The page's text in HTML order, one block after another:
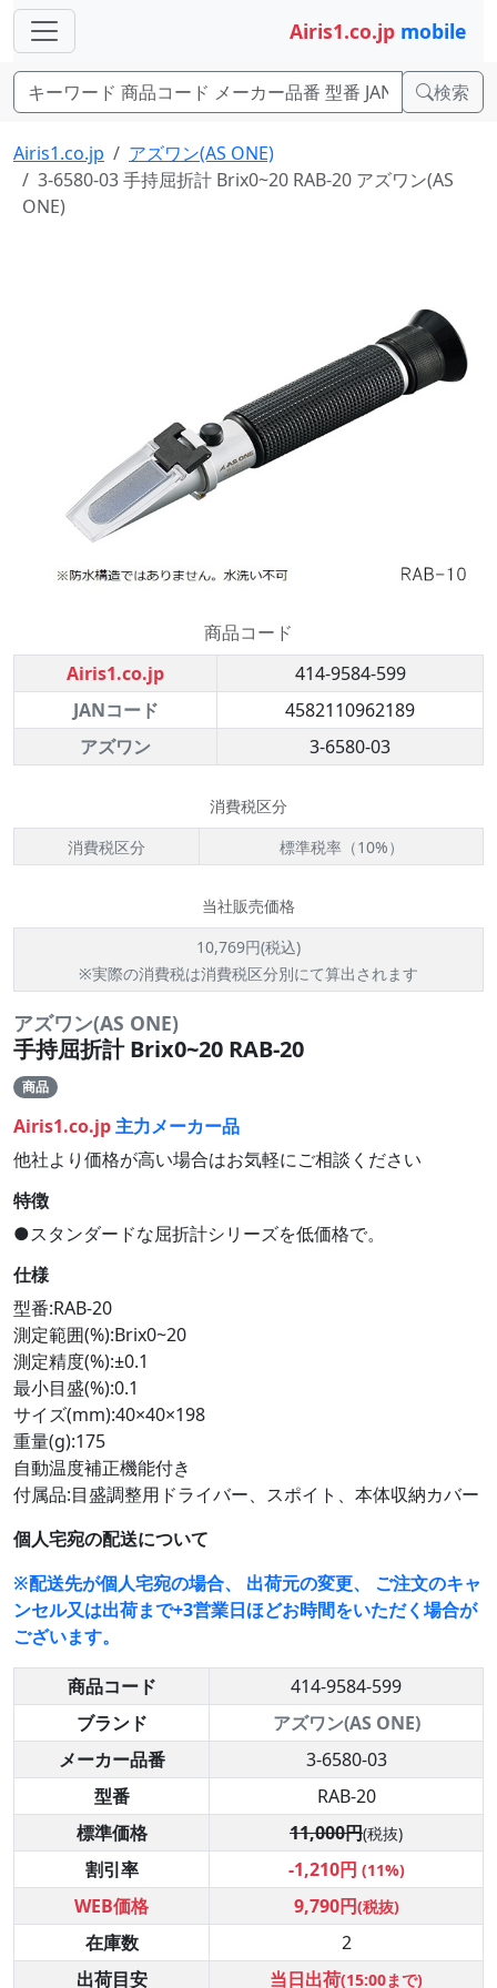
Airis1.co.jp mobile
検索
Airis1.co.jp
アズワン(AS ONE)
3-6580-03 手持屈折計 Brix0~20 RAB-20 アズワン(AS
ONE)
商品コード
Airis1.co.jp
414-9584-599
JANコード
4582110962189
アズワン
3-6580-03
消費税区分
消費税区分
標準税率（10%）
当社販売価格
10,769円(税込)
※実際の消費税は消費税区分別にて算出されます
アズワン(AS ONE)
手持屈折計 Brix0~20 RAB-20
商品
Airis1.co.jp主力メーカー品
他社より価格が高い場合はお気軽にご相談ください
特徴
●スタンダードな屈折計シリーズを低価格で。
仕様
型番:RAB-20
測定範囲(%):Brix0~20
測定精度(%):±0.1
最小目盛(%):0.1
サイズ(mm):40×40×198
重量(g):175
自動温度補正機能付き
付属品:目盛調整用ドライバー、スポイト、本体収納カバー
個人宅宛の配送について
※配送先が個人宅宛の場合、 出荷元の変更、 ご注文のキャ
ンセル又は出荷まで+3営業日ほどお時間をいただく場合が
ございます。
商品コード
414-9584-599
ブランド
アズワン(AS ONE)
メーカー品番
3-6580-03
型番
RAB-20
標準価格
11,000円(税抜)
割引率 -1,210円 (11%)
WEB価格 9,790円(税抜)
在庫数
2
出荷目安
当日出荷(15:00まで)